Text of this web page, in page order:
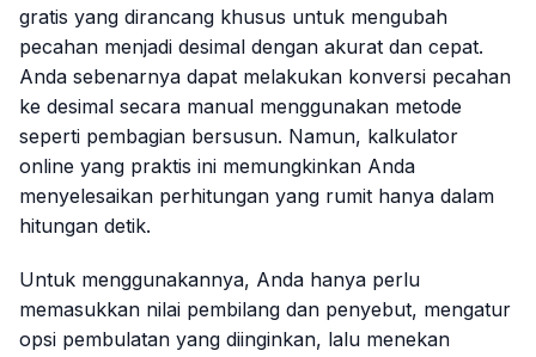
gratis yang dirancang khusus untuk mengubah
pecahan menjadi desimal dengan akurat dan cepat.
Anda sebenarnya dapat melakukan konversi pecahan
ke desimal secara manual menggunakan metode
seperti pembagian bersusun. Namun, kalkulator
online yang praktis ini memungkinkan Anda
menyelesaikan perhitungan yang rumit hanya dalam
hitungan detik.
Untuk menggunakannya, Anda hanya perlu
memasukkan nilai pembilang dan penyebut, mengatur
opsi pembulatan yang diinginkan, lalu menekan